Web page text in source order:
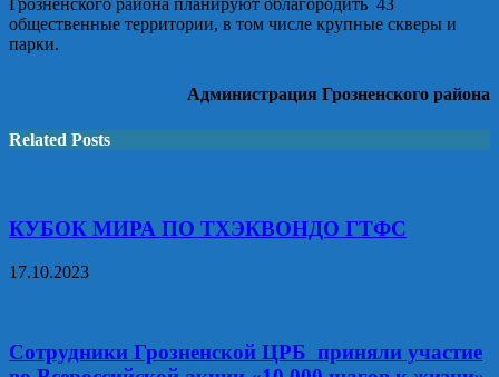
общественные территории, в том числе крупные скверы и
парки.
Администрация Грозненского района
Related Posts
КУБОК МИРА ПО ТХЭКВОНДО ГТФС
17.10.2023
Сотрудники Грозненской ЦРБ приняли участие